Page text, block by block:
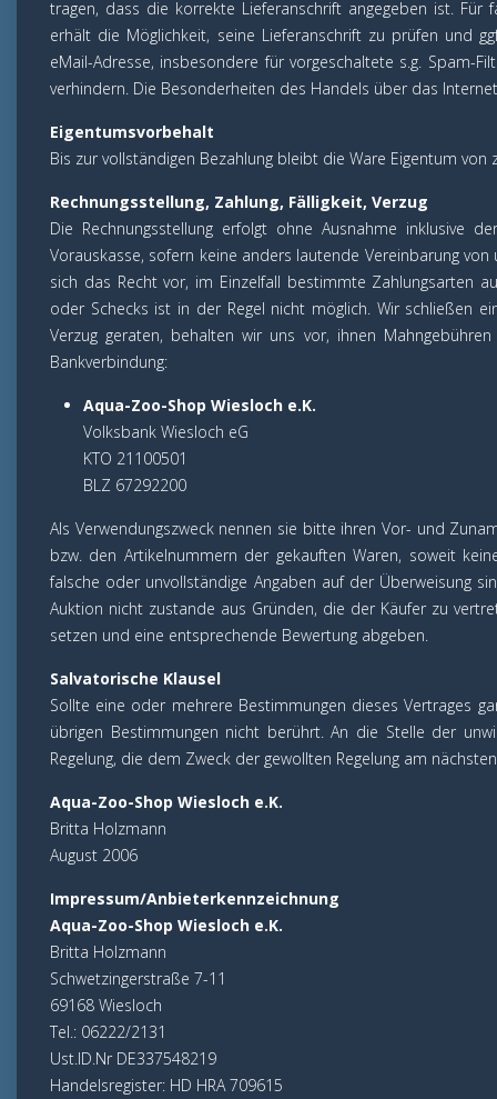
tragen, dass die korrekte Lieferanschrift angegeben ist.
erhält die Möglichkeit, seine Lieferanschrift zu prüfen und
eMail-Adresse, insbesondere für vorgeschaltete s.g. Spam-
verhindern. Die Besonderheiten des Handels über das
Eigentumsvorbehalt
Bis zur vollständigen Bezahlung bleibt die Ware Eigentum von
Rechnungsstellung, Zahlung, Fälligkeit, Verzug
Die Rechnungsstellung erfolgt ohne Ausnahme inklusive
Vorauskasse, sofern keine anders lautende Vereinbarung
sich das Recht vor, im Einzelfall bestimmte Zahlungsarten
oder Schecks ist in der Regel nicht möglich. Wir schließen
Verzug geraten, behalten wir uns vor, ihnen
Bankverbindung:
Aqua-Zoo-Shop Wiesloch e.K.
Volksbank Wiesloch eG
KTO 21100501
BLZ 67292200
Als Verwendungszweck nennen sie bitte ihren Vor- und
bzw. den Artikelnummern der gekauften Waren, soweit
falsche oder unvollständige Angaben auf der Überweisung
Auktion nicht zustande aus Gründen, die der Käufer zu
setzen und eine entsprechende Bewertung abgeben.
Salvatorische Klausel
Sollte eine oder mehrere Bestimmungen dieses Vertrages
übrigen Bestimmungen nicht berührt. An die Stelle der
Regelung, die dem Zweck der gewollten Regelung am
Aqua-Zoo-Shop Wiesloch e.K.
Britta Holzmann
August 2006
Impressum/Anbieterkennzeichnung
Aqua-Zoo-Shop Wiesloch e.K.
Britta Holzmann
Schwetzingerstraße 7-11
69168 Wiesloch
Tel.: 06222/2131
Ust.ID.Nr DE337548219
Handelsregister: HD HRA 709615